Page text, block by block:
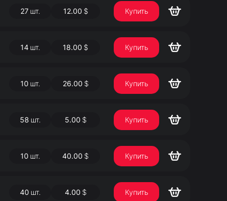
27 шт. 12.00 $ Купить
14 шт. 18.00 $ Купить
10 шт. 26.00 $ Купить
58 шт. 5.00 $ Купить
10 шт. 40.00 $ Купить
40 шт. 4.00 $ Купить